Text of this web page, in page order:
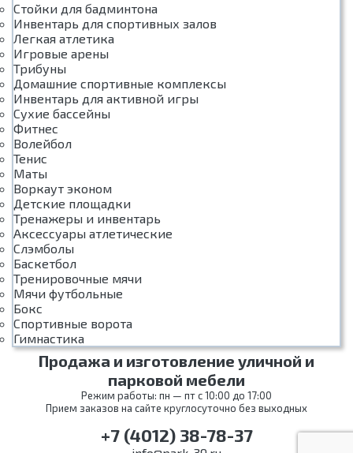
Стойки для бадминтона
Инвентарь для спортивных залов
Легкая атлетика
Игровые арены
Трибуны
Домашние спортивные комплексы
Инвентарь для активной игры
Сухие бассейны
Фитнес
Волейбол
Тенис
Маты
Воркаут эконом
Детские площадки
Тренажеры и инвентарь
Аксессуары атлетические
Слэмболы
Баскетбол
Тренировочные мячи
Мячи футбольные
Бокс
Спортивные ворота
Гимнастика
Продажа и изготовление уличной и
парковой мебели
Режим работы: пн — пт с 10:00 до 17:00
Прием заказов на сайте круглосуточно без выходных
+7 (4012) 38-78-37